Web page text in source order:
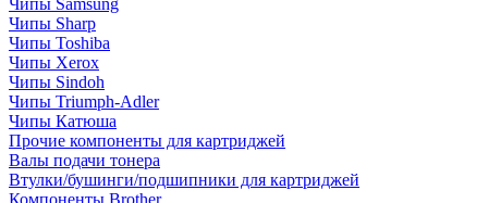
Чипы Samsung
Чипы Sharp
Чипы Toshiba
Чипы Xerox
Чипы Sindoh
Чипы Triumph-Adler
Чипы Катюша
Прочие компоненты для картриджей
Валы подачи тонера
Втулки/бушинги/подшипники для картриджей
Компоненты Brother